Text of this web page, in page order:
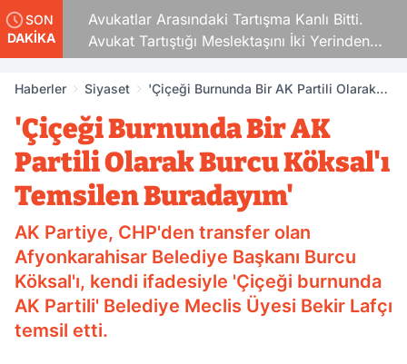
SON
DAKİKA
Avukatlar Arasındaki Tartışma Kanlı Bitti.
Avukat Tartıştığı Meslektaşını İki Yerinden
Vurdu
Haberler Siyaset
'Çiçeği Burnunda Bir AK Partili Olarak
'Çiçeği Burnunda Bir AK
Partili Olarak Burcu Köksal'ı
Temsilen Buradayım'
AK Partiye, CHP'den transfer olan
Afyonkarahisar Belediye Başkanı Burcu
Köksal'ı, kendi ifadesiyle 'Çiçeği burnunda
AK Partili' Belediye Meclis Üyesi Bekir Lafçı
temsil etti.